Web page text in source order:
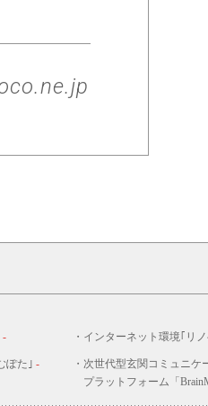
- ・インターネット環境｢リ
ぽた｣ -
・次世代型玄関コミュニケ
プラットフォーム「